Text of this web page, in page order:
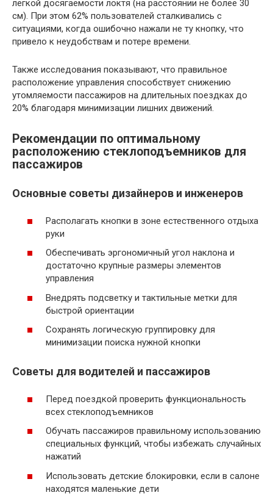
лёгкой досягаемости локтя (на расстоянии не более 30
см). При этом 62% пользователей сталкивались с
ситуациями, когда ошибочно нажали не ту кнопку, что
привело к неудобствам и потере времени.
Также исследования показывают, что правильное
расположение управления способствует снижению
утомляемости пассажиров на длительных поездках до
20% благодаря минимизации лишних движений.
Рекомендации по оптимальному
расположению стеклоподъемников для
пассажиров
Основные советы дизайнеров и инженеров
Располагать кнопки в зоне естественного отдыха
руки
Обеспечивать эргономичный угол наклона и
достаточно крупные размеры элементов
управления
Внедрять подсветку и тактильные метки для
быстрой ориентации
Сохранять логическую группировку для
минимизации поиска нужной кнопки
Советы для водителей и пассажиров
Перед поездкой проверить функциональность
всех стеклоподъемников
Обучать пассажиров правильному использованию
специальных функций, чтобы избежать случайных
нажатий
Использовать детские блокировки, если в салоне
находятся маленькие дети